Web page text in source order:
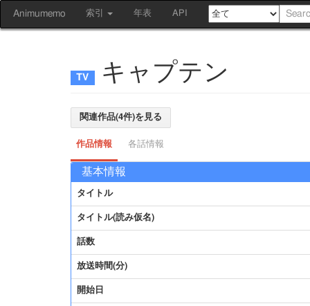
Animumemo 索引 年表 API
キャプテン
関連作品(4件)を見る
作品情報 各話情報
基本情報
タイトル
タイトル(読み仮名)
話数
放送時間(分)
開始日